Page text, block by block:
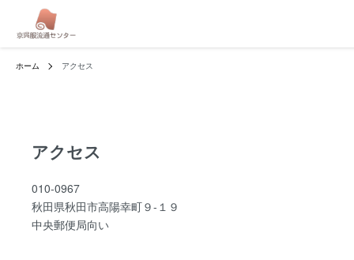
ホーム アクセス
アクセス
010-0967
秋田県秋田市高陽幸町９-１９
中央郵便局向い